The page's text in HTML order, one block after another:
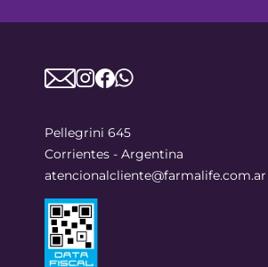
Pellegrini 645
Corrientes - Argentina
atencionalcliente@farmalife.com.ar